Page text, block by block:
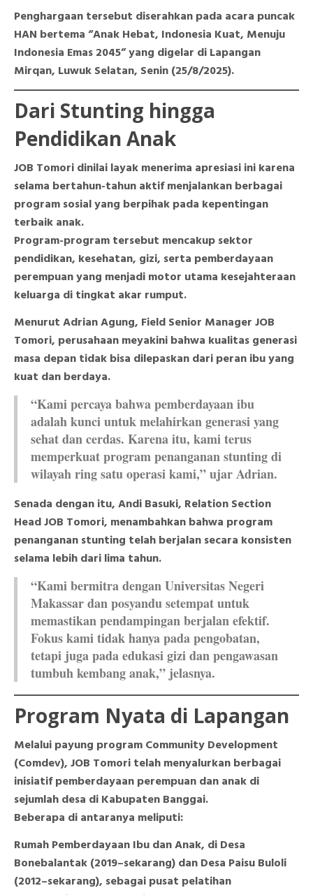
Penghargaan tersebut diserahkan pada acara puncak
HAN bertema “Anak Hebat, Indonesia Kuat, Menuju
Indonesia Emas 2045” yang digelar di Lapangan
Mirqan, Luwuk Selatan, Senin (25/8/2025).
Dari Stunting hingga
Pendidikan Anak
JOB Tomori dinilai layak menerima apresiasi ini karena
selama bertahun-tahun aktif menjalankan berbagai
program sosial yang berpihak pada kepentingan
terbaik anak.
Program-program tersebut mencakup sektor
pendidikan, kesehatan, gizi, serta pemberdayaan
perempuan yang menjadi motor utama kesejahteraan
keluarga di tingkat akar rumput.
Menurut Adrian Agung, Field Senior Manager JOB
Tomori, perusahaan meyakini bahwa kualitas generasi
masa depan tidak bisa dilepaskan dari peran ibu yang
kuat dan berdaya.
“Kami percaya bahwa pemberdayaan ibu
adalah kunci untuk melahirkan generasi yang
sehat dan cerdas. Karena itu, kami terus
memperkuat program penanganan stunting di
wilayah ring satu operasi kami,” ujar Adrian.
Senada dengan itu, Andi Basuki, Relation Section
Head JOB Tomori, menambahkan bahwa program
penanganan stunting telah berjalan secara konsisten
selama lebih dari lima tahun.
“Kami bermitra dengan Universitas Negeri
Makassar dan posyandu setempat untuk
memastikan pendampingan berjalan efektif.
Fokus kami tidak hanya pada pengobatan,
tetapi juga pada edukasi gizi dan pengawasan
tumbuh kembang anak,” jelasnya.
Program Nyata di Lapangan
Melalui payung program Community Development
(Comdev), JOB Tomori telah menyalurkan berbagai
inisiatif pemberdayaan perempuan dan anak di
sejumlah desa di Kabupaten Banggai.
Beberapa di antaranya meliputi:
Rumah Pemberdayaan Ibu dan Anak, di Desa
Bonebalantak (2019–sekarang) dan Desa Paisu Buloli
(2012–sekarang), sebagai pusat pelatihan